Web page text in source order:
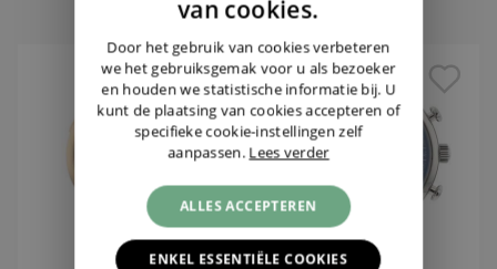
GERMAN
van cookies.
Door het gebruik van cookies verbeteren
we het gebruiksgemak voor u als bezoeker
en houden we statistische informatie bij. U
kunt de plaatsing van cookies accepteren of
specifieke cookie-instellingen zelf
aanpassen. Lees verder
ALLES ACCEPTEREN
ENKEL ESSENTIËLE COOKIES